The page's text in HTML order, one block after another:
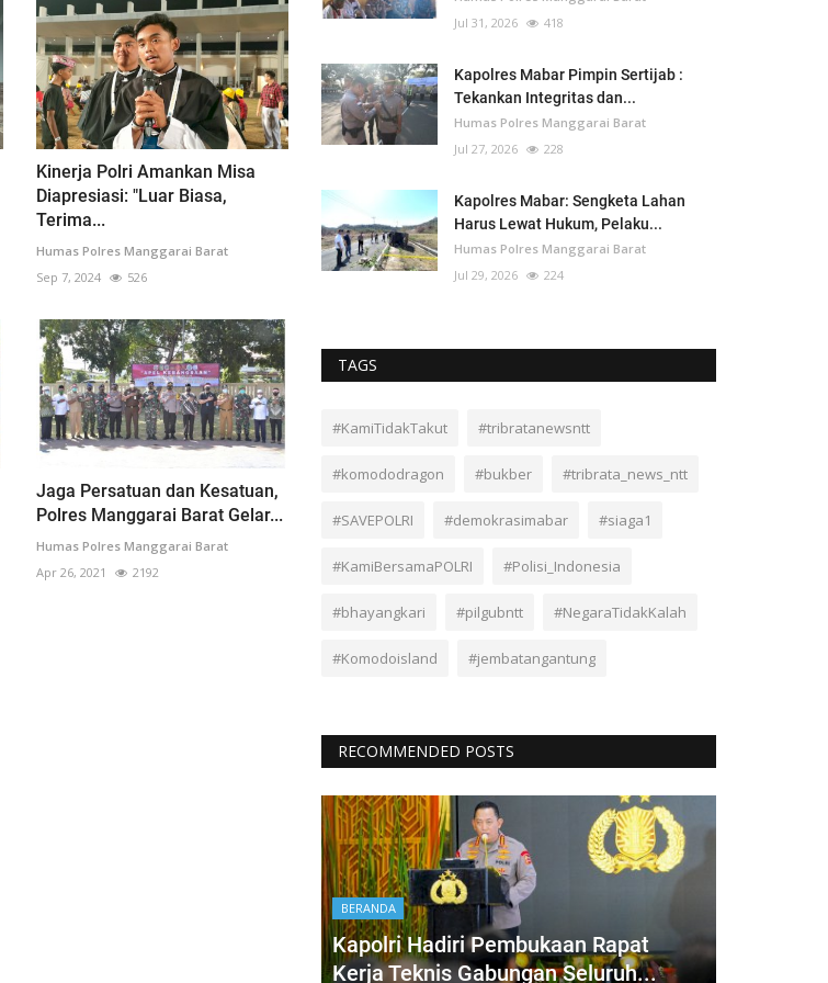
Kinerja Polri Amankan Misa
Diapresiasi: "Luar Biasa,
Terima...
Humas Polres Manggarai Barat
Sep 7, 2024
526
Jaga Persatuan dan Kesatuan,
Polres Manggarai Barat Gelar...
Humas Polres Manggarai Barat
Apr 26, 2021
2192
Jul 31, 2026
418
Kapolres Mabar Pimpin Sertijab :
Tekankan Integritas dan...
Humas Polres Manggarai Barat
Jul 27, 2026
228
Kapolres Mabar: Sengketa Lahan
Harus Lewat Hukum, Pelaku...
Humas Polres Manggarai Barat
Jul 29, 2026
224
TAGS
#KamiTidakTakut #tribratanewsntt
#komododragon #bukber #tribrata_news_ntt
#SAVEPOLRI #demokrasimabar #siaga1
#KamiBersamaPOLRI #Polisi_Indonesia
#bhayangkari #pilgubntt #NegaraTidakKalah
#Komodoisland #jembatangantung
RECOMMENDED POSTS
BERANDA
Kapolri Hadiri Pembukaan Rapat
Kerja Teknis Gabungan Seluruh...